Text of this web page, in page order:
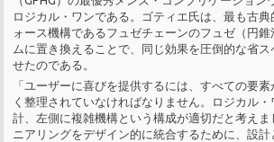
ロジカル・ワンである。ゴティエ氏は、最も古
ォース機構であるフュゼチェーンのフュゼ（円錐
ムに置き換えることで、同じ効果を圧倒的な省
せたのである。
「ユーザーに喜びを提供するには、すべての要
く整理されていなければなりません。ロジカル
計、左側に複雑機構という構成が適切だと考え
ニアリングをデザイン的に統合するために、設計